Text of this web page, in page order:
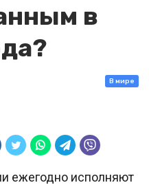
в
В мире
ежегодно исполняют